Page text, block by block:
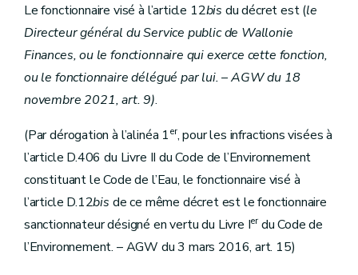
Le fonctionnaire visé à l’article 12bis du décret est (le
Directeur général du Service public de Wallonie
Finances, ou le fonctionnaire qui exerce cette fonction,
ou le fonctionnaire délégué par lui.– AGW du 18
novembre 2021, art. 9).
(Par dérogation à l’alinéa 1er, pour les infractions visées à
l’article D.406 du Livre II du Code de l’Environnement
constituant le Code de l’Eau, le fonctionnaire visé à
l’article D.12bis de ce même décret est le fonctionnaire
sanctionnateur désigné en vertu du Livre Ierdu Code de
l’Environnement. – AGW du 3 mars 2016, art. 15)